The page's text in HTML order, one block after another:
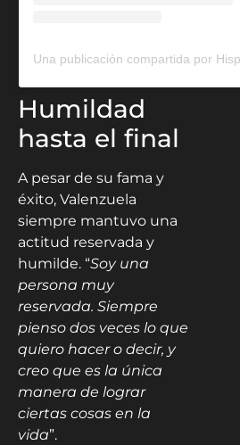
Humildad
hasta el final
A pesar de su fama y
éxito, Valenzuela
siempre mantuvo una
actitud reservada y
humilde. “Soy una
persona muy
reservada. Siempre
pienso dos veces lo que
quiero hacer o decir, y
creo que es la única
manera de lograr
ciertas cosas en la
vida”.